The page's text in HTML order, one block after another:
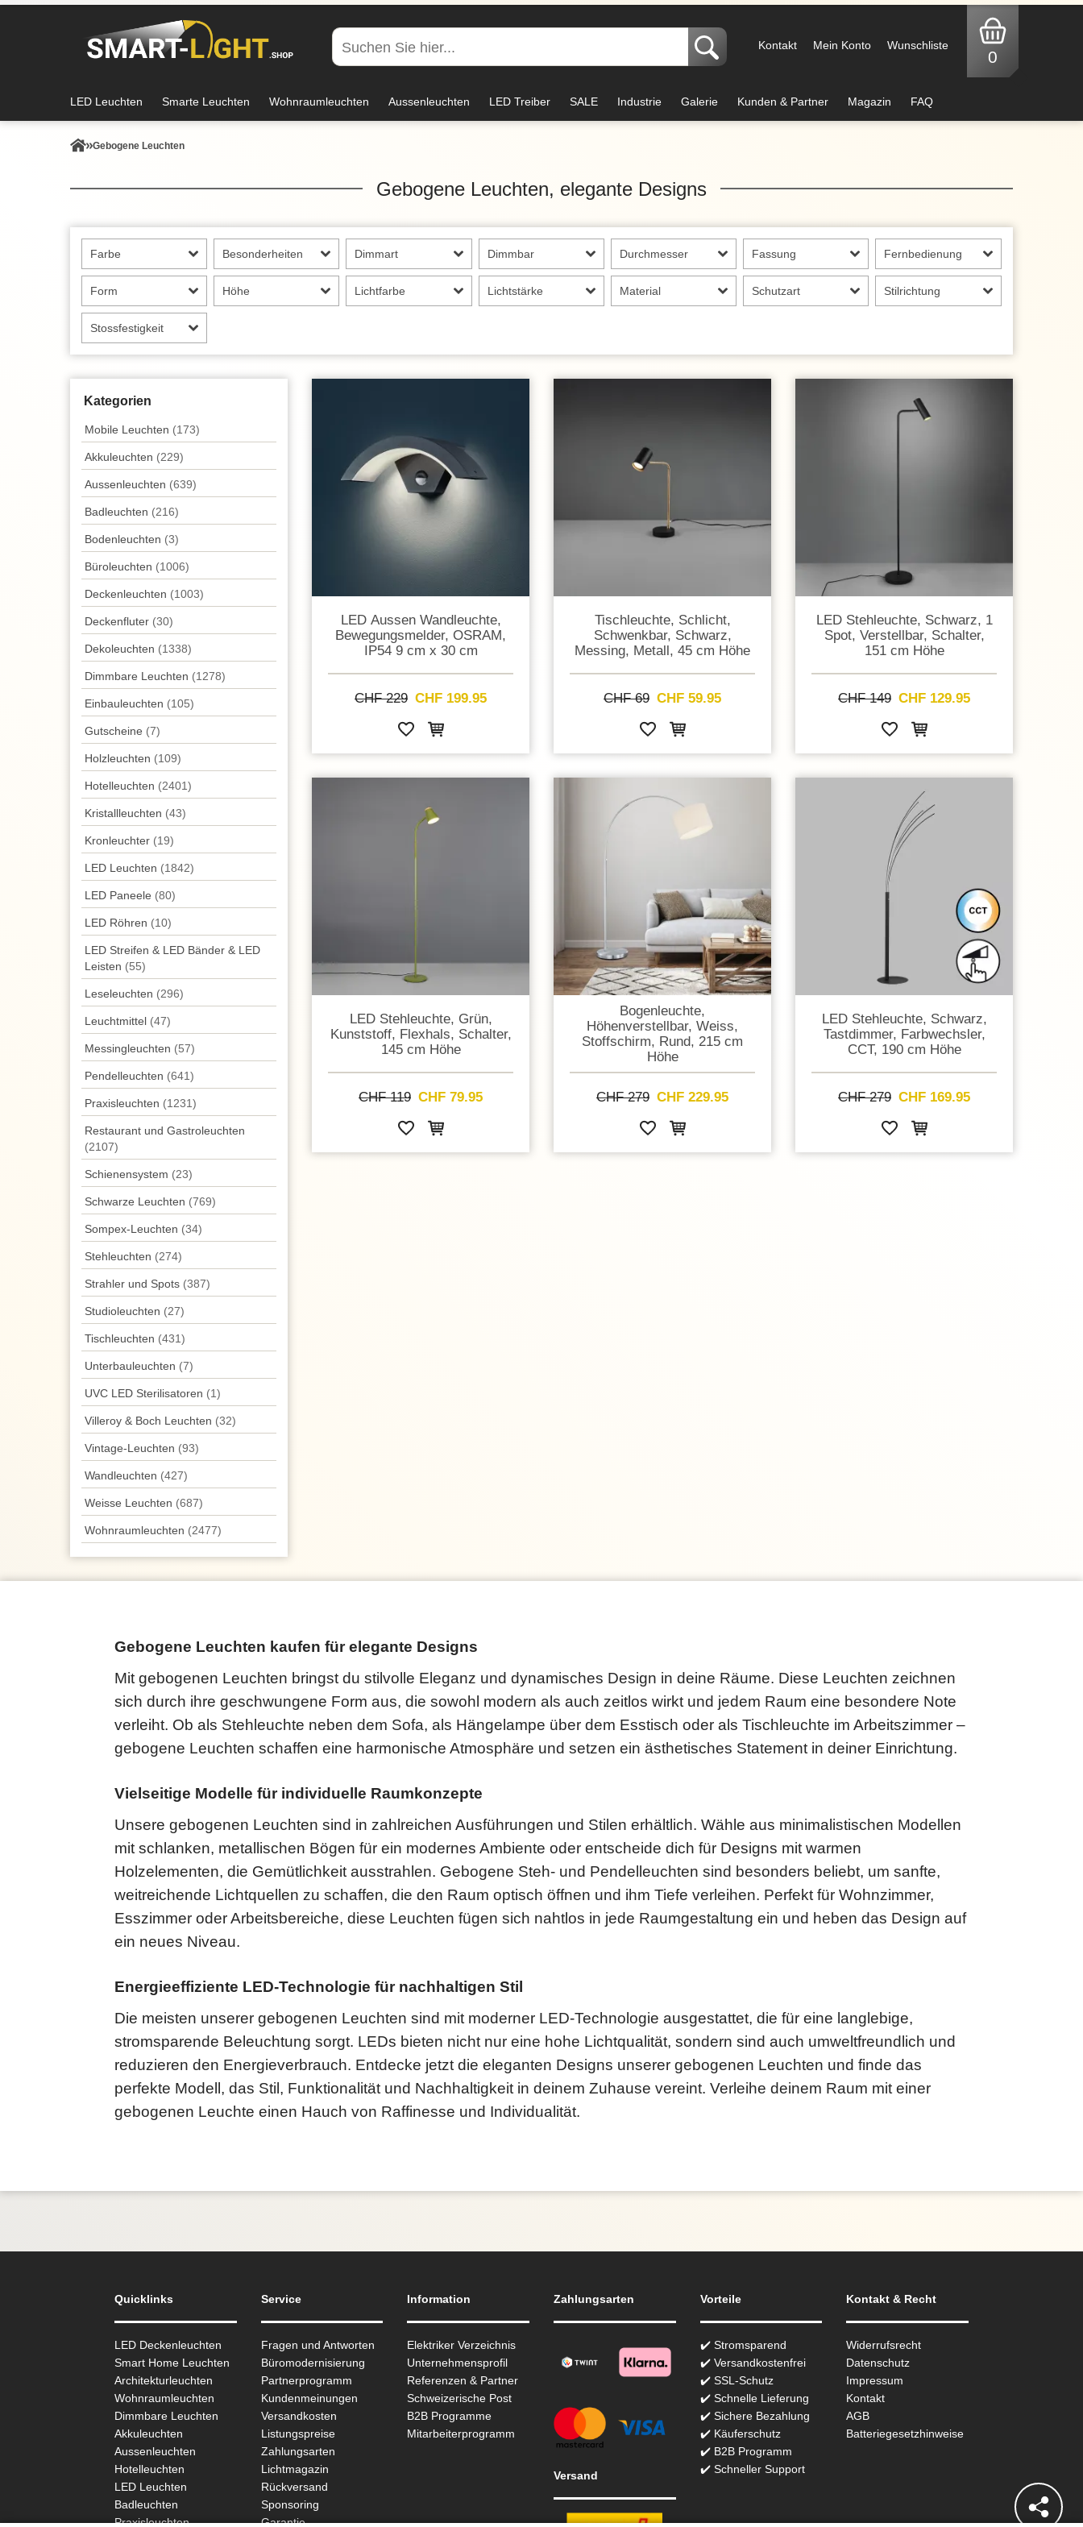
Kontakt Mein Konto Wunschliste
0
LED Leuchten Smarte Leuchten Wohnraumleuchten Aussenleuchten LED Treiber SALE Industrie Galerie Kunden & Partner Magazin FAQ
Gebogene Leuchten
Gebogene Leuchten, elegante Designs
Farbe Besonderheiten Dimmart Dimmbar Durchmesser Fassung Fernbedienung
Form Höhe Lichtfarbe Lichtstärke Material Schutzart Stilrichtung
Stossfestigkeit
Kategorien
Mobile Leuchten (173)
Akkuleuchten (229)
Aussen­leuchten (639)
Badleuchten (216)
Bodenleuchten (3)
Büroleuchten (1006)
Decken­leuchten (1003)
Deckenfluter (30)
Dekoleuchten (1338)
Dimmbare Leuchten (1278)
Einbauleuchten (105)
Gutscheine (7)
Holzleuchten (109)
Hotelleuchten (2401)
Kristallleuchten (43)
Kronleuchter (19)
LED Leuchten (1842)
LED Paneele (80)
LED Röhren (10)
LED Streifen & LED Bänder & LED
Leisten (55)
Leseleuchten (296)
Leuchtmittel (47)
Messingleuchten (57)
Pendel­leuchten (641)
Praxisleuchten (1231)
Restaurant und Gastroleuchten
(2107)
Schienensystem (23)
Schwarze Leuchten (769)
Sompex-Leuchten (34)
Stehleuchten (274)
Strahler und Spots (387)
Studioleuchten (27)
Tisch­leuchten (431)
Unterbau­leuchten (7)
UVC LED Sterilisatoren (1)
Villeroy & Boch Leuchten (32)
Vintage-Leuchten (93)
Wand­leuchten (427)
Weisse Leuchten (687)
Wohnraum­leuchten (2477)
LED Aussen Wandleuchte,
Bewegungs­­melder, OSRAM,
IP54 9 cm x 30 cm
CHF 229 CHF 199.95
Tischleuchte, Schlicht,
Schwenkbar, Schwarz,
Messing, Metall, 45 cm Höhe
CHF 69 CHF 59.95
LED Stehleuchte, Schwarz, 1
Spot, Verstellbar, Schalter,
151 cm Höhe
CHF 149 CHF 129.95
LED Stehleuchte, Grün,
Kunststoff, Flexhals, Schalter,
145 cm Höhe
CHF 119 CHF 79.95
Bogenleuchte,
Höhenverstellbar, Weiss,
Stoffschirm, Rund, 215 cm
Höhe
CHF 279 CHF 229.95
LED Stehleuchte, Schwarz,
Tastdimmer, Farbwechsler,
CCT, 190 cm Höhe
CHF 279 CHF 169.95
Gebogene Leuchten kaufen für elegante Designs
Mit gebogenen Leuchten bringst du stilvolle Eleganz und dynamisches Design in deine Räume. Diese Leuchten zeichnen
sich durch ihre geschwungene Form aus, die sowohl modern als auch zeitlos wirkt und jedem Raum eine besondere Note
verleiht. Ob als Stehleuchte neben dem Sofa, als Hängelampe über dem Esstisch oder als Tischleuchte im Arbeitszimmer –
gebogene Leuchten schaffen eine harmonische Atmosphäre und setzen ein ästhetisches Statement in deiner Einrichtung.
Vielseitige Modelle für individuelle Raumkonzepte
Unsere gebogenen Leuchten sind in zahlreichen Ausführungen und Stilen erhältlich. Wähle aus minimalistischen Modellen
mit schlanken, metallischen Bögen für ein modernes Ambiente oder entscheide dich für Designs mit warmen
Holzelementen, die Gemütlichkeit ausstrahlen. Gebogene Steh- und Pendelleuchten sind besonders beliebt, um sanfte,
weitreichende Lichtquellen zu schaffen, die den Raum optisch öffnen und ihm Tiefe verleihen. Perfekt für Wohnzimmer,
Esszimmer oder Arbeitsbereiche, diese Leuchten fügen sich nahtlos in jede Raumgestaltung ein und heben das Design auf
ein neues Niveau.
Energieeffiziente LED-Technologie für nachhaltigen Stil
Die meisten unserer gebogenen Leuchten sind mit moderner LED-Technologie ausgestattet, die für eine langlebige,
stromsparende Beleuchtung sorgt. LEDs bieten nicht nur eine hohe Lichtqualität, sondern sind auch umweltfreundlich und
reduzieren den Energieverbrauch. Entdecke jetzt die eleganten Designs unserer gebogenen Leuchten und finde das
perfekte Modell, das Stil, Funktionalität und Nachhaltigkeit in deinem Zuhause vereint. Verleihe deinem Raum mit einer
gebogenen Leuchte einen Hauch von Raffinesse und Individualität.
Quicklinks
LED Deckenleuchten
Smart Home Leuchten
Architekturleuchten
Wohnraum­leuchten
Dimmbare Leuchten
Akkuleuchten
Aussen­leuchten
Hotelleuchten
LED Leuchten
Badleuchten
Praxisleuchten
Service
Fragen und Antworten
Büromodernisierung
Partnerprogramm
Kundenmeinungen
Versandkosten
Listungspreise
Zahlungsarten
Lichtmagazin
Rückversand
Sponsoring
Garantie
Information
Elektriker Verzeichnis
Unternehmensprofil
Referenzen & Partner
Schweizerische Post
B2B Programme
Mitarbeiterprogramm
Zahlungsarten
Versand
Vorteile
✔️ Stromsparend
✔️ Versandkostenfrei
✔️ SSL-Schutz
✔️ Schnelle Lieferung
✔️ Sichere Bezahlung
✔️ Käuferschutz
✔️ B2B Programm
✔️ Schneller Support
Kontakt & Recht
Widerrufsrecht
Datenschutz
Impressum
Kontakt
AGB
Batteriegesetzhinweise